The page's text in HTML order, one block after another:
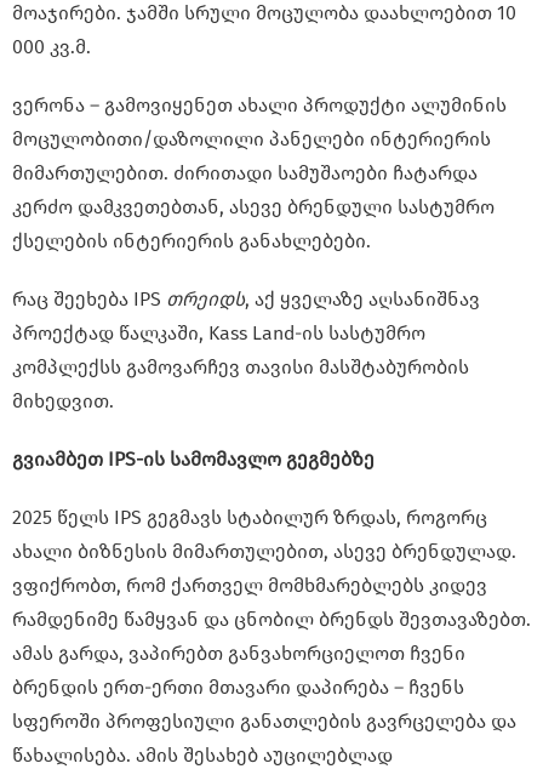
მოაჯირები. ჯამში სრული მოცულობა დაახლოებით 10
000 კვ.მ.
ვერონა – გამოვიყენეთ ახალი პროდუქტი ალუმინის
მოცულობითი/დაზოლილი პანელები ინტერიერის
მიმართულებით. ძირითადი სამუშაოები ჩატარდა
კერძო დამკვეთებთან, ასევე ბრენდული სასტუმრო
ქსელების ინტერიერის განახლებები.
რაც შეეხება IPS თრეიდს, აქ ყველაზე აღსანიშნავ
პროექტად წალკაში, Kass Land-ის სასტუმრო
კომპლექსს გამოვარჩევ თავისი მასშტაბურობის
მიხედვით.
გვიამბეთ IPS-ის სამომავლო გეგმებზე
2025 წელს IPS გეგმავს სტაბილურ ზრდას, როგორც
ახალი ბიზნესის მიმართულებით, ასევე ბრენდულად.
ვფიქრობთ, რომ ქართველ მომხმარებლებს კიდევ
რამდენიმე წამყვან და ცნობილ ბრენდს შევთავაზებთ.
ამას გარდა, ვაპირებთ განვახორციელოთ ჩვენი
ბრენდის ერთ-ერთი მთავარი დაპირება – ჩვენს
სფეროში პროფესიული განათლების გავრცელება და
წახალისება. ამის შესახებ აუცილებლად